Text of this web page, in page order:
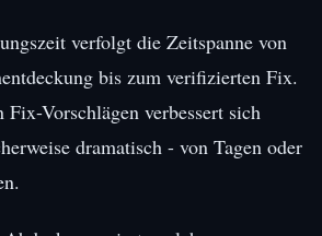
verfolgt die Zeitspanne von
bis zum verifizierten Fix.
Vorschlägen verbessert sich
dramatisch - von Tagen oder